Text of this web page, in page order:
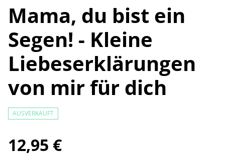
Mama, du bist ein
Segen! - Kleine
Liebeserklärungen
von mir für dich
AUSVERKAUFT
12,95 €